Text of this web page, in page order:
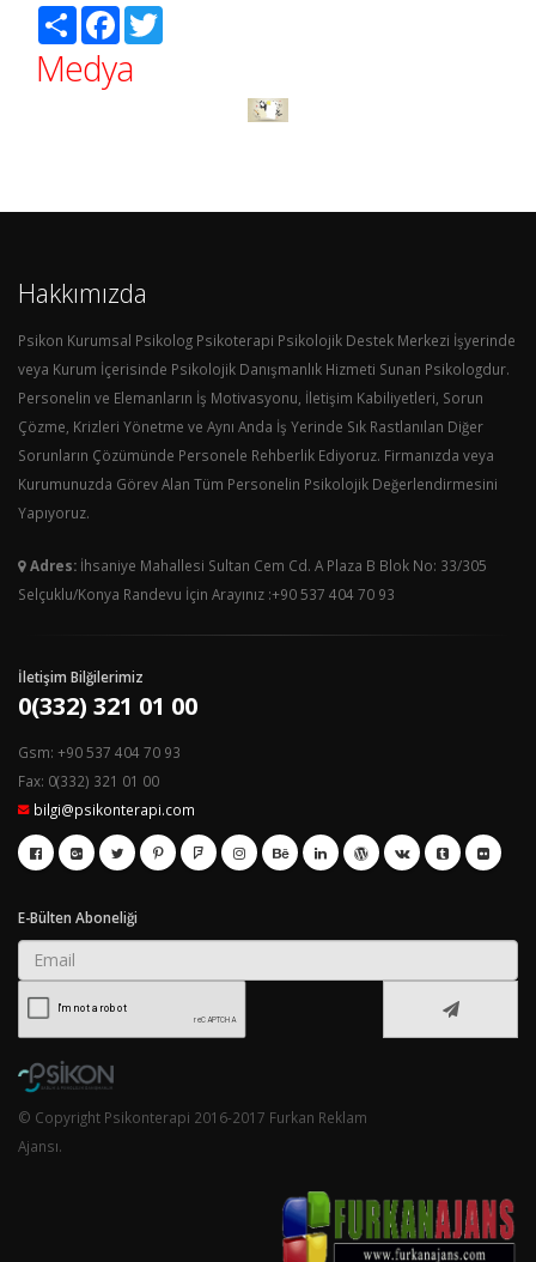
Paylaş Facebook
Medya
Hakkımızda
Psikon Kurumsal Psikolog Psikoterapi Psikolojik Destek Merkezi İşyerinde
veya Kurum İçerisinde Psikolojik Danışmanlık Hizmeti Sunan Psikologdur.
Personelin ve Elemanların İş Motivasyonu, İletişim Kabiliyetleri, Sorun
Çözme, Krizleri Yönetme ve Aynı Anda İş Yerinde Sık Rastlanılan Diğer
Sorunların Çözümünde Personele Rehberlik Ediyoruz. Firmanızda veya
Kurumunuzda Görev Alan Tüm Personelin Psikolojik Değerlendirmesini
Yapıyoruz.
Adres: İhsaniye Mahallesi Sultan Cem Cd. A Plaza B Blok No: 33/305
Selçuklu/Konya Randevu İçin Arayınız :+90 537 404 70 93
İletişim Bilğilerimiz
0(332) 321 01 00
Gsm: +90 537 404 70 93
Fax: 0(332) 321 01 00
bilgi@psikonterapi.com
E-Bülten Aboneliği
© Copyright Psikonterapi 2016-2017 Furkan Reklam
Ajansı.